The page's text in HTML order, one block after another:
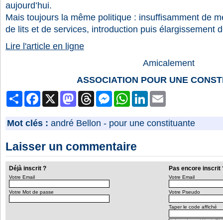
aujourd’hui.
Mais toujours la même politique : insuffisamment de
de lits et de services, introduction puis élargissement
Lire l'article en ligne
Amicalement
ASSOCIATION POUR UNE
PartagerFacebook MastodonThreads MessengerWhatsAppLinkedIn
Mot clés : andré Bellon - pour une constituante
Laisser un commentaire
Déjà inscrit ? Pas encore inscrit
Votre Email
Votre Mot de passe
Votre Email
Votre Pseudo
Taper le code affiché